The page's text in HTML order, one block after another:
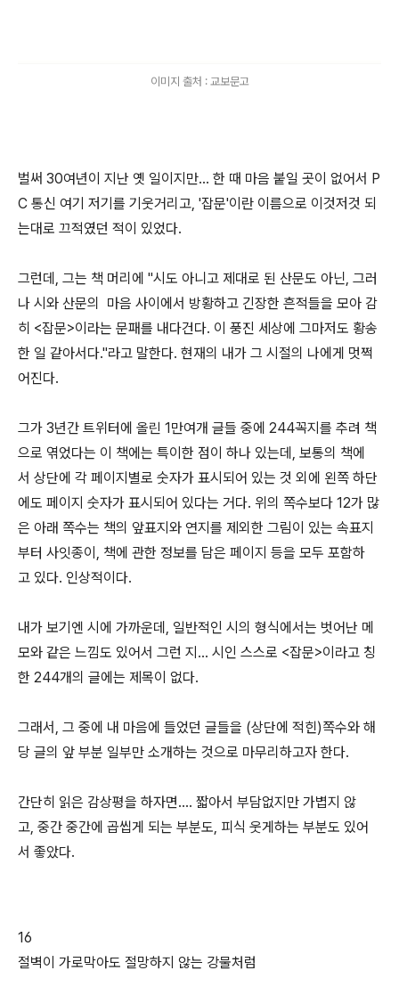
이미지 출처 : 교보문고
벌써 30여년이 지난 옛 일이지만... 한 때 마음 붙일 곳이 없어서 P
C 통신 여기 저기를 기웃거리고, '잡문'이란 이름으로 이것저것 되
는대로 끄적였던 적이 있었다.
그런데, 그는 책 머리에 "시도 아니고 제대로 된 산문도 아닌, 그러
나 시와 산문의 마음 사이에서 방황하고 긴장한 흔적들을 모아 감
히 <잡문>이라는 문패를 내다건다. 이 풍진 세상에 그마저도 황송
한 일 같아서다."라고 말한다. 현재의 내가 그 시절의 나에게 멋쩍
어진다.
그가 3년간 트위터에 올린 1만여개 글들 중에 244꼭지를 추려 책
으로 엮었다는 이 책에는 특이한 점이 하나 있는데, 보통의 책에
서 상단에 각 페이지별로 숫자가 표시되어 있는 것 외에 왼쪽 하단
에도 페이지 숫자가 표시되어 있다는 거다. 위의 쪽수보다 12가 많
은 아래 쪽수는 책의 앞표지와 연지를 제외한 그림이 있는 속표지
부터 사잇종이, 책에 관한 정보를 담은 페이지 등을 모두 포함하
고 있다. 인상적이다.
내가 보기엔 시에 가까운데, 일반적인 시의 형식에서는 벗어난 메
모와 같은 느낌도 있어서 그런 지... 시인 스스로 <잡문>이라고 칭
한 244개의 글에는 제목이 없다.
그래서, 그 중에 내 마음에 들었던 글들을 (상단에 적힌)쪽수와 해
당 글의 앞 부분 일부만 소개하는 것으로 마무리하고자 한다.
간단히 읽은 감상평을 하자면.... 짧아서 부담없지만 가볍지 않
고, 중간 중간에 곱씹게 되는 부분도, 피식 웃게하는 부분도 있어
서 좋았다.
16
절벽이 가로막아도 절망하지 않는 강물처럼